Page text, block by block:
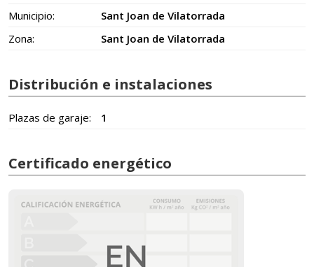
Municipio:
Sant Joan de Vilatorrada
Zona:
Sant Joan de Vilatorrada
Distribución e instalaciones
Plazas de garaje: 1
Certificado energético